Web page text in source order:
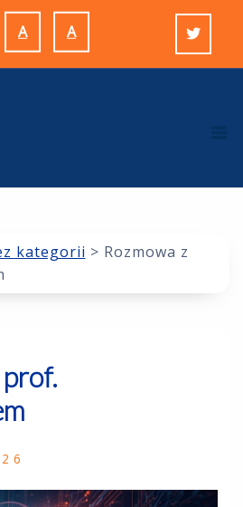
AReset
font
AIncrease
font
kategorii > Rozmowa z